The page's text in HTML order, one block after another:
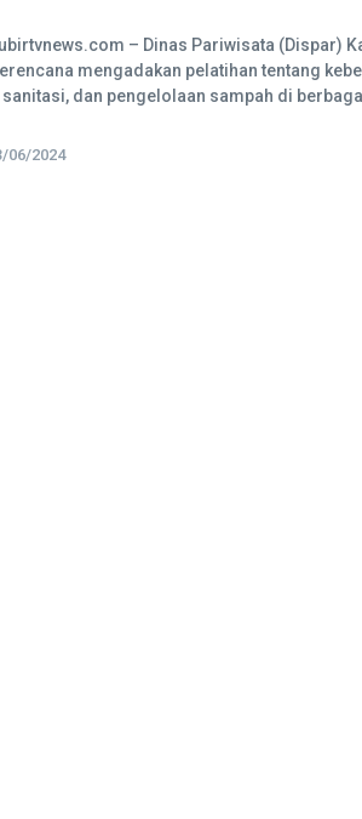
– Dinas Pariwisata (Dispar)
mengadakan pelatihan tentang
sanitasi, dan pengelolaan sampah di
06/2024